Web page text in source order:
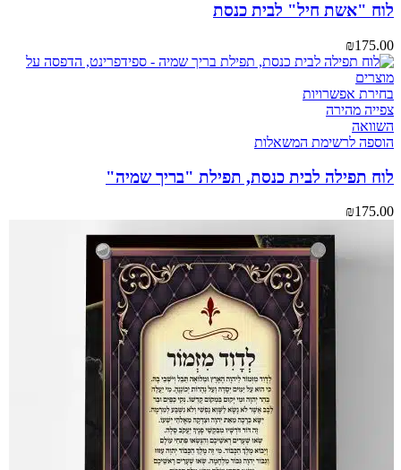
לוח "אשת חיל" לבית כנסת
₪175.00
בחירת אפשרויות
צפייה מהירה
השוואה
הוספה לרשימת המשאלות
לוח תפילה לבית כנסת, תפילת "בריך שמיה"
₪175.00